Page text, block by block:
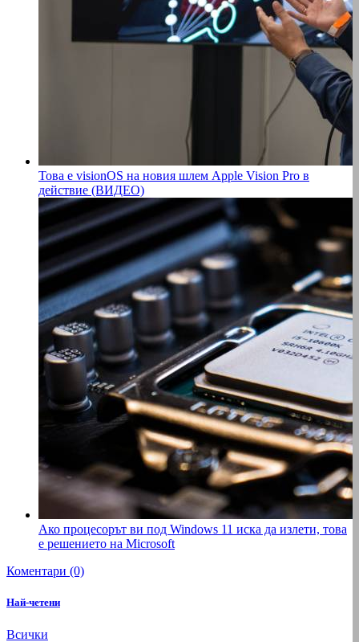
Това е visionOS на новия шлем Apple Vision Pro в
действие (ВИДЕО)
Ако процесорът ви под Windows 11 иска да излети, това
е решението на Microsoft
Коментари (0)
Най-четени
Всички